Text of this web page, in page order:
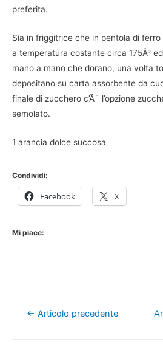
preferita.
Sia in friggitrice che in pentola di ferro
a temperatura costante circa 175Â°
mano a mano che dorano, una volta
depositano su carta assorbente da
finale di zucchero c’Ã¨ l’opzione
semolato.
1 arancia dolce succosa
Condividi:
Facebook X
Mi piace:
Navigazione
← Articolo precedente